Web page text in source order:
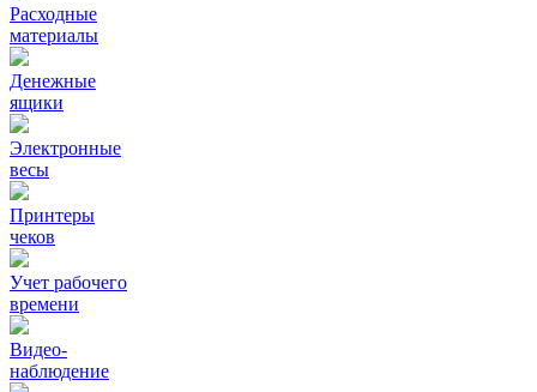
Расходные
материалы
Денежные
ящики
Электронные
весы
Принтеры
чеков
Учет рабочего
времени
Видео‑
наблюдение